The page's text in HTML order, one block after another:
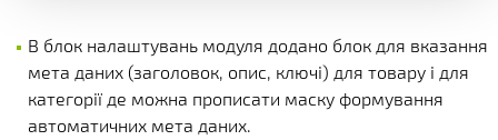
В блок налаштувань модуля додано блок для вказання
мета даних (заголовок, опис, ключі) для товару і для
категорії де можна прописати маску формування
автоматичних мета даних.